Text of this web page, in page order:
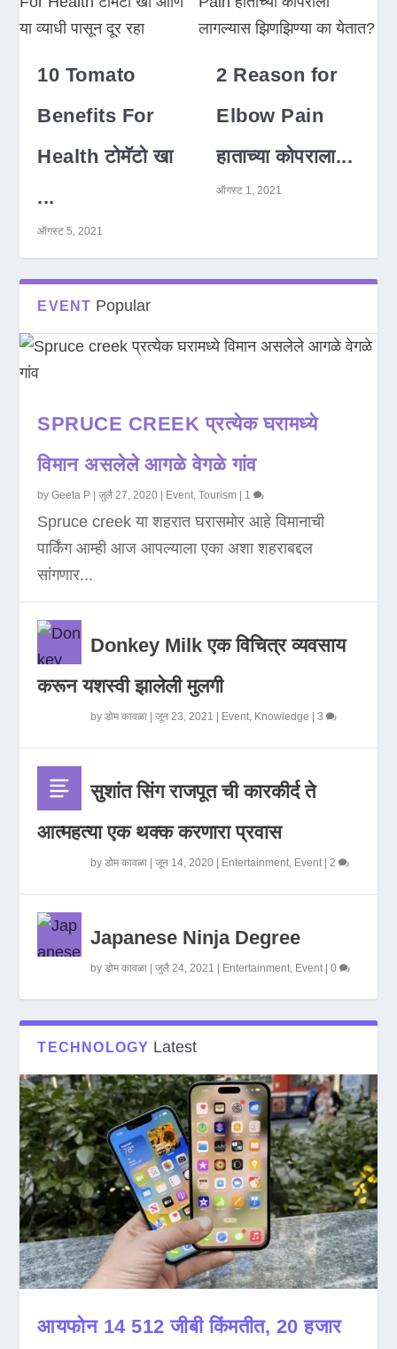
10 Tomato
Benefits For
Health टोमॅटो खा
...
ऑगस्ट 5, 2021
2 Reason for
Elbow Pain
हाताच्या कोपराला...
ऑगस्ट 1, 2021
EVENT Popular
SPRUCE CREEK प्रत्येक घरामध्ये
विमान असलेले आगळे वेगळे गांव
byGeeta P |जुलै 27, 2020 Event,Tourism 1
Spruce creek या शहरात घरासमोर आहे विमानाची
पार्किंग आम्ही आज आपल्याला एका अशा शहराबद्दल
सांगणार...
Donkey Milk एक विचित्र व्यवसाय
करून यशस्वी झालेली मुलगी
byडोम कावळा |जून 23, 2021 Event, Knowledge |3
सुशांत सिंग राजपूत ची कारकीर्द ते
आत्महत्या एक थक्क करणारा प्रवास
byडोम कावळा |जून 14, 2020 Entertainment, Event|2
Japanese Ninja Degree
byडोम कावळा |जुलै 24, 2021 Entertainment, Event|0
TECHNOLOGY Latest
आयफोन 14 512 जीबी किंमतीत, 20 हजार